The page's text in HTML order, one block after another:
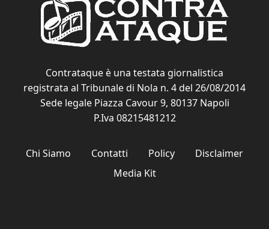
Contrataque è una testata giornalistica
registrata al Tribunale di Nola n. 4 del 26/08/2014
Sede legale Piazza Cavour 9, 80137 Napoli
P.Iva 08215481212
Chi Siamo Contatti Policy
Disclaimer
Media Kit